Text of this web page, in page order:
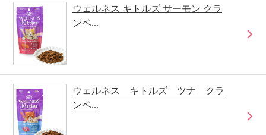
ウェルネス キトルズ サーモン クラ
ンベ...
ウェルネス キトルズ ツナ クラ
ンベ...